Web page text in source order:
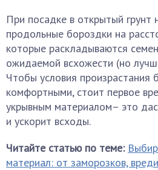
При посадке в открытый грунт
продольные бороздки на
которые раскладываются
ожидаемой всхожести (но
Чтобы условия произрастания
комфортными, стоит первое
укрывным материалом– это
и ускорит всходы.
Читайте статью по теме:
материал: от заморозков,